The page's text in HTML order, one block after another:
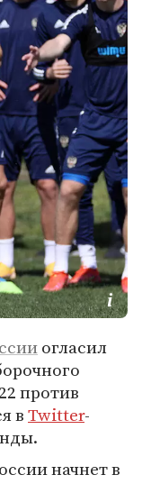
огласил
против
вTwitter-
начнет в